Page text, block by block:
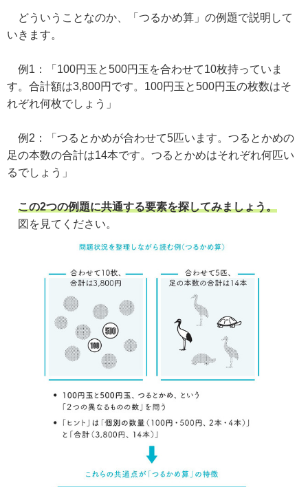
どういうことなのか、「つるかめ算」の例題で説明して
いきます。
例1：「100円玉と500円玉を合わせて10枚持っていま
す。合計額は3,800円です。100円玉と500円玉の枚数はそ
れぞれ何枚でしょう」
例2：「つるとかめが合わせて5匹います。つるとかめの
足の本数の合計は14本です。つるとかめはそれぞれ何匹い
るでしょう」
この2つの例題に共通する要素を探してみましょう。
図を見てください。